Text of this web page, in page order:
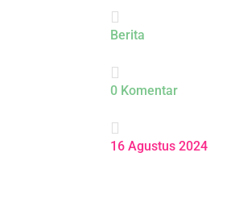

Berita

0 Komentar

16 Agustus 2024